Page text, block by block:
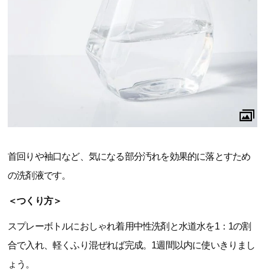
首回りや袖口など、気になる部分汚れを効果的に落とすため
の洗剤液です。
＜つくり方＞
スプレーボトルにおしゃれ着用中性洗剤と水道水を1：1の割
合で入れ、軽くふり混ぜれば完成。1週間以内に使いきりまし
ょう。